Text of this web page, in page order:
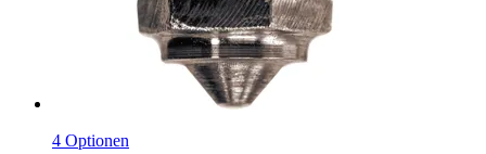
4 Optionen